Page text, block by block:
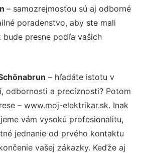
– samozrejmosťou sú aj odborné
poradenstvo, aby ste mali
presne podľa vašich
– hľadáte istotu v
odbornosti a precíznosti? Potom
– www.moj-elektrikar.sk. Inak
vám vysokú profesionalitu,
jednanie od prvého kontaktu
vašej zákazky. Keďže aj